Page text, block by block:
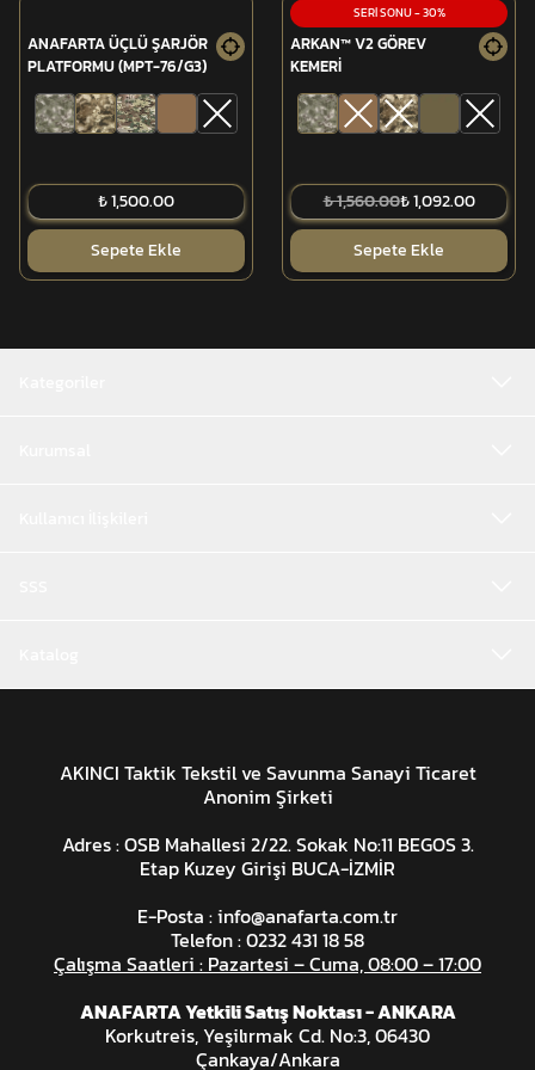
ANAFARTA ÜÇLÜ ŞARJÖR
PLATFORMU (MPT-76/G3)
₺ 1,500.00
Sepete Ekle
SERİ SONU-30%
ARKAN™ V2 GÖREV
KEMERİ
₺ 1,560.00₺ 1,092.00
Sepete Ekle
AKINCI Taktik Tekstil ve Savunma Sanayi Ticaret
Anonim Şirketi
Adres : OSB Mahallesi 2/22. Sokak No:11 BEGOS 3.
Etap Kuzey Girişi BUCA-İZMİR
E-Posta :info@anafarta.com.tr
Telefon : 0232 431 18 58
Çalışma Saatleri : Pazartesi – Cuma, 08:00 – 17:00
ANAFARTA Yetkili Satış Noktası - ANKARA
Korkutreis, Yeşilırmak Cd. No:3, 06430
Çankaya/Ankara